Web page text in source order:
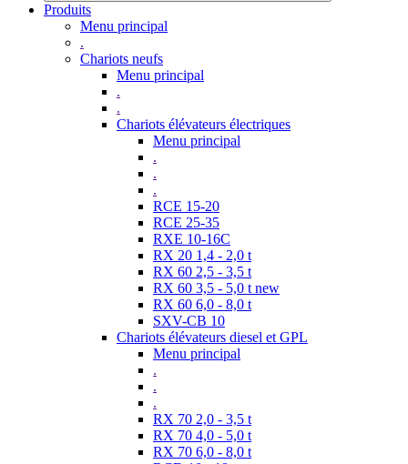
Produits
Menu principal
.
Chariots neufs
Menu principal
.
.
Chariots élévateurs électriques
Menu principal
.
.
.
RCE 15-20
RCE 25-35
RXE 10-16C
RX 20 1,4 - 2,0 t
RX 60 2,5 - 3,5 t
RX 60 3,5 - 5,0 t new
RX 60 6,0 - 8,0 t
SXV-CB 10
Chariots élévateurs diesel et GPL
Menu principal
.
.
.
RX 70 2,0 - 3,5 t
RX 70 4,0 - 5,0 t
RX 70 6,0 - 8,0 t